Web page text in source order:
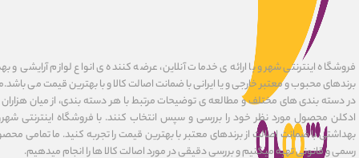
فروشگاه اینترنتی شهرو با ارائه ی خدمات آنلاین، عرضه کننده ی انواع لوازم آرایشی و
برندهای محبوب و معتبر خارجی و یا ایرانی با ضمانت اصالت کالا و با بهترین قیمت می
در دسته بندی های مختلف و مطالعه ی توضیحات مرتبط با هر دسته بندی، از میان هزاران
ادکلن محصول مورد نظر خود را بررسی و سپس انتخاب کنند. با فروشگاه اینترنتی
بهداشتی با ضمانت اصالت از برندهای معتبر با بهترین قیمت را تجربه کنید. ما تمامی
رسمی و قانونی تهیه میکنیم و بررسی دقیقی در مورد اصالت کالا ها را انجام میدهیم.